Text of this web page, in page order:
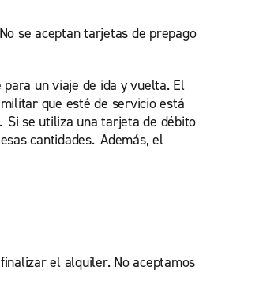
se aceptan tarjetas de prepago
un viaje de ida y vuelta. El
que esté de servicio está
Si se utiliza una tarjeta de débito
cantidades. Además, el
el alquiler. No aceptamos